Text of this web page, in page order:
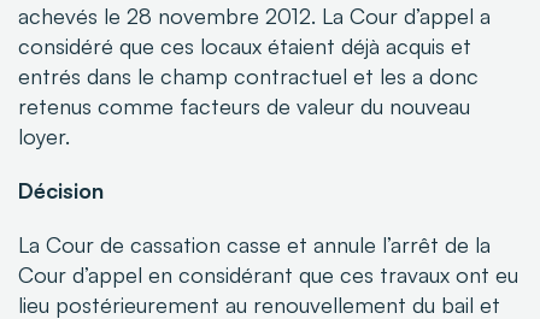
achevés le 28 novembre 2012. La Cour d’appel a
considéré que ces locaux étaient déjà acquis et
entrés dans le champ contractuel et les a donc
retenus comme facteurs de valeur du nouveau
loyer.
Décision
La Cour de cassation casse et annule l’arrêt de la
Cour d’appel en considérant que ces travaux ont eu
lieu postérieurement au renouvellement du bail et